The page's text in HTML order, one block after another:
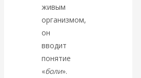
Валентин
Катасонов
считает, что
живым
организмом,
он
вводит
понятие
«боли».